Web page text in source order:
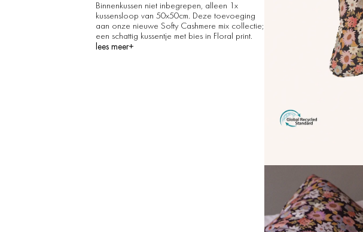
Binnenkussen niet inbegrepen, alleen 1x
kussensloop van 50x50cm. Deze toevoeging
aan onze nieuwe Softy Cashmere mix collectie;
een schattig kussentje met bies in Floral print.
lees meer+